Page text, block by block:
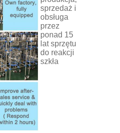
sprzedaż i
obsługa
przez
ponad 15
lat sprzętu
do reakcji
szkła